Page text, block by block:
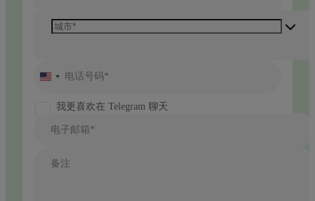
United
+1
电话号码*
我更喜欢在 Telegram 聊天
电子邮箱*
备注